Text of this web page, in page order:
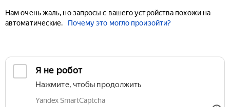
Нам очень жаль, но запросы с вашего устройства похожи на
автоматические.
Почему это могло произойти?